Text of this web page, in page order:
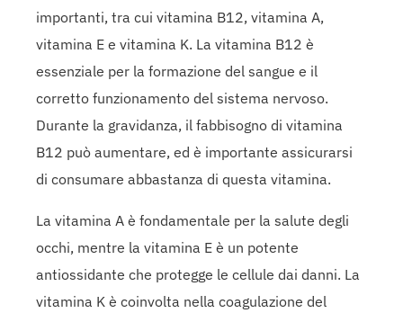
importanti, tra cui vitamina B12, vitamina A,
vitamina E e vitamina K. La vitamina B12 è
essenziale per la formazione del sangue e il
corretto funzionamento del sistema nervoso.
Durante la gravidanza, il fabbisogno di vitamina
B12 può aumentare, ed è importante assicurarsi
di consumare abbastanza di questa vitamina.
La vitamina A è fondamentale per la salute degli
occhi, mentre la vitamina E è un potente
antiossidante che protegge le cellule dai danni. La
vitamina K è coinvolta nella coagulazione del